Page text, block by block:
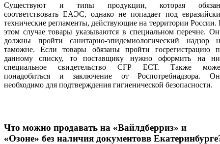
Существуют и типы продукции, которая
соответствовать ЕАЭС, однако не попадает под
технические регламенты, действующие на территории России.
этом случае товары указываются в специальном перечне.
должны пройти санитарно-эпидемиологический надзор
таможне. Если товары обязаны пройти госрегистрацию
данному списку, то поставщику нужно оформить на
специальное свидетельство СГР ЕСТ. Также
понадобиться и заключение от Роспотребнадзора.
необходимо для подтверждения гигиенической безопасности.
Что можно продавать на «Вайлдберриз» и
«Озоне» без наличия документовв